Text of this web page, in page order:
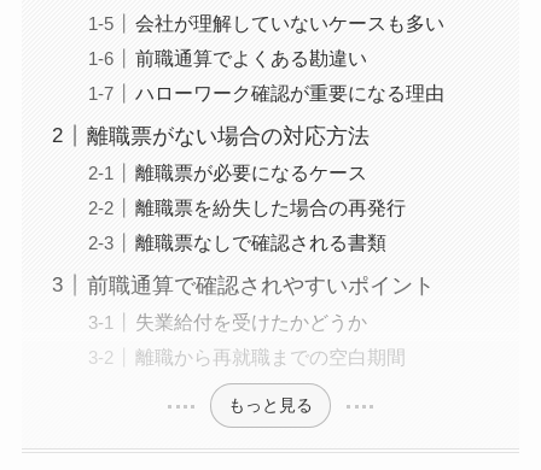
会社が理解していないケースも多い
前職通算でよくある勘違い
ハローワーク確認が重要になる理由
離職票がない場合の対応方法
離職票が必要になるケース
離職票を紛失した場合の再発行
離職票なしで確認される書類
前職通算で確認されやすいポイント
失業給付を受けたかどうか
離職から再就職までの空白期間
もっと見る